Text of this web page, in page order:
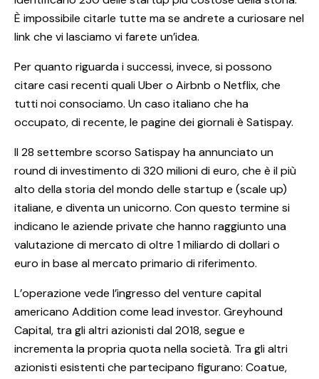
È impossibile citarle tutte ma se andrete acuriosare nel
link che vi lasciamo vi farete un’idea.
Per quanto riguarda i successi, invece, si possono
citare casi recenti quali Uber o Airbnb o Netflix, che
tutti noi consociamo. Un caso italiano che ha
occupato, di recente, le pagine dei giornali è Satispay.
Il 28 settembre scorso Satispay ha annunciato un
round di investimento di 320 milioni di euro, che è il più
alto della storia del mondo delle startup e (scale up)
italiane, e diventa un unicorno. Con questo termine si
indicano le aziende private che hanno raggiunto una
valutazione di mercato di oltre 1 miliardo di dollari o
euro in base al mercato primario di riferimento.
L’operazione vede l’ingresso del venture capital
americano Addition come lead investor. Greyhound
Capital, tra gli altri azionisti dal 2018, segue e
incrementa la propria quota nella società. Tra gli altri
azionisti esistenti che partecipano figurano: Coatue,